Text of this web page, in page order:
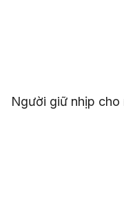
Người giữ nhịp